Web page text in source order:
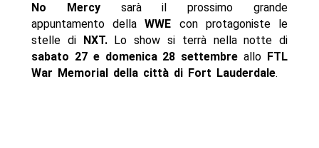
No Mercy sarà il prossimo grande
appuntamento dellaWWE con protagoniste le
stelle di
NXT.Lo show si terrà nella notte di
sabato 27 e domenica 28 settembre allo FTL
War Memorial della città di Fort Lauderdale.